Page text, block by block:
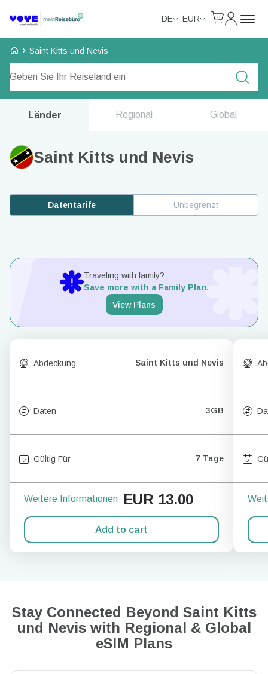
DE EUR
Voye Homepage
Saint Kitts und Nevis
Länder Regional Global
Saint Kitts und Nevis
Datentarife Unbegrenzt
Traveling with family?
Save more with a Family Plan.
View Plans
Abdeckung Saint Kitts und Nevis
Daten 3GB
Gültig Für 7 Tage
Weitere Informationen EUR 13.00
Add to cart
Stay Connected Beyond Saint Kitts
und Nevis with Regional & Global
eSIM Plans